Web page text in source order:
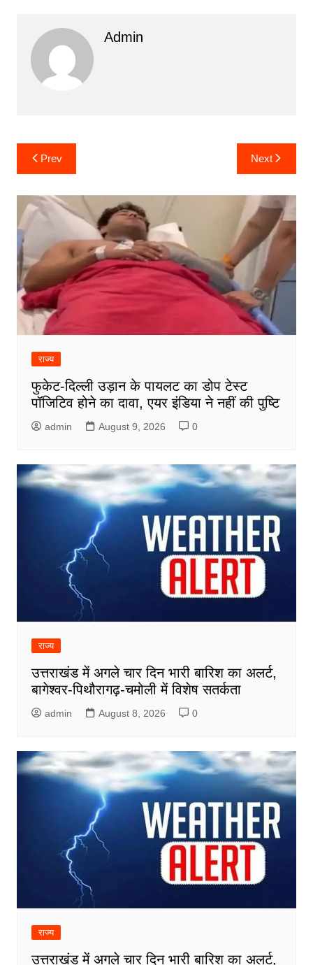
Admin
Post
navigation
Prev Next
राज्य
फुकेट-दिल्ली उड़ान के पायलट का डोप टेस्ट
पॉजिटिव होने का दावा, एयर इंडिया ने नहीं की पुष्टि
admin August 9, 2026 0
राज्य
उत्तराखंड में अगले चार दिन भारी बारिश का अलर्ट,
बागेश्वर-पिथौरागढ़-चमोली में विशेष सतर्कता
admin August 8, 2026 0
राज्य
उत्तराखंड में अगले चार दिन भारी बारिश का अलर्ट,